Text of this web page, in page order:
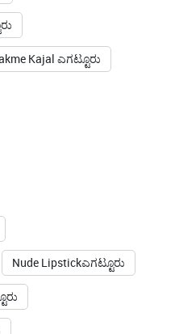
Kajal ಎಗಟ್ಟೂರು
Nude Lipstickಎಗಟ್ಟೂರು